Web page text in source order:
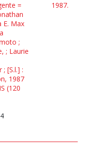
=
E. Max
;
; Laurie
; [S.l.] :
1987
(120
1987.